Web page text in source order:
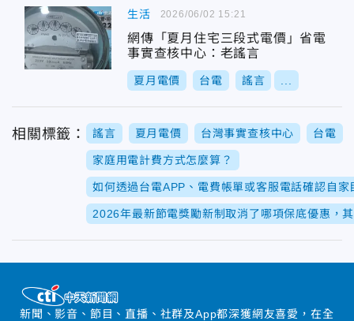
生活
網傳「夏月住宅三段式電價」省電
事實查核中心：老謠言
夏月電價 台電 謠言
2026/06/02 15:21
相關標籤： 謠言 夏月電價 台灣事實查核中心 台電
家庭用電計費方式怎麼算？
如何透過台電APP、電費帳單或客服電話確認自家
2026年最新節電獎勵新制取消了哪項保底優惠，
新聞、影音、節目、直播、社群及App都深獲網友喜愛，在全